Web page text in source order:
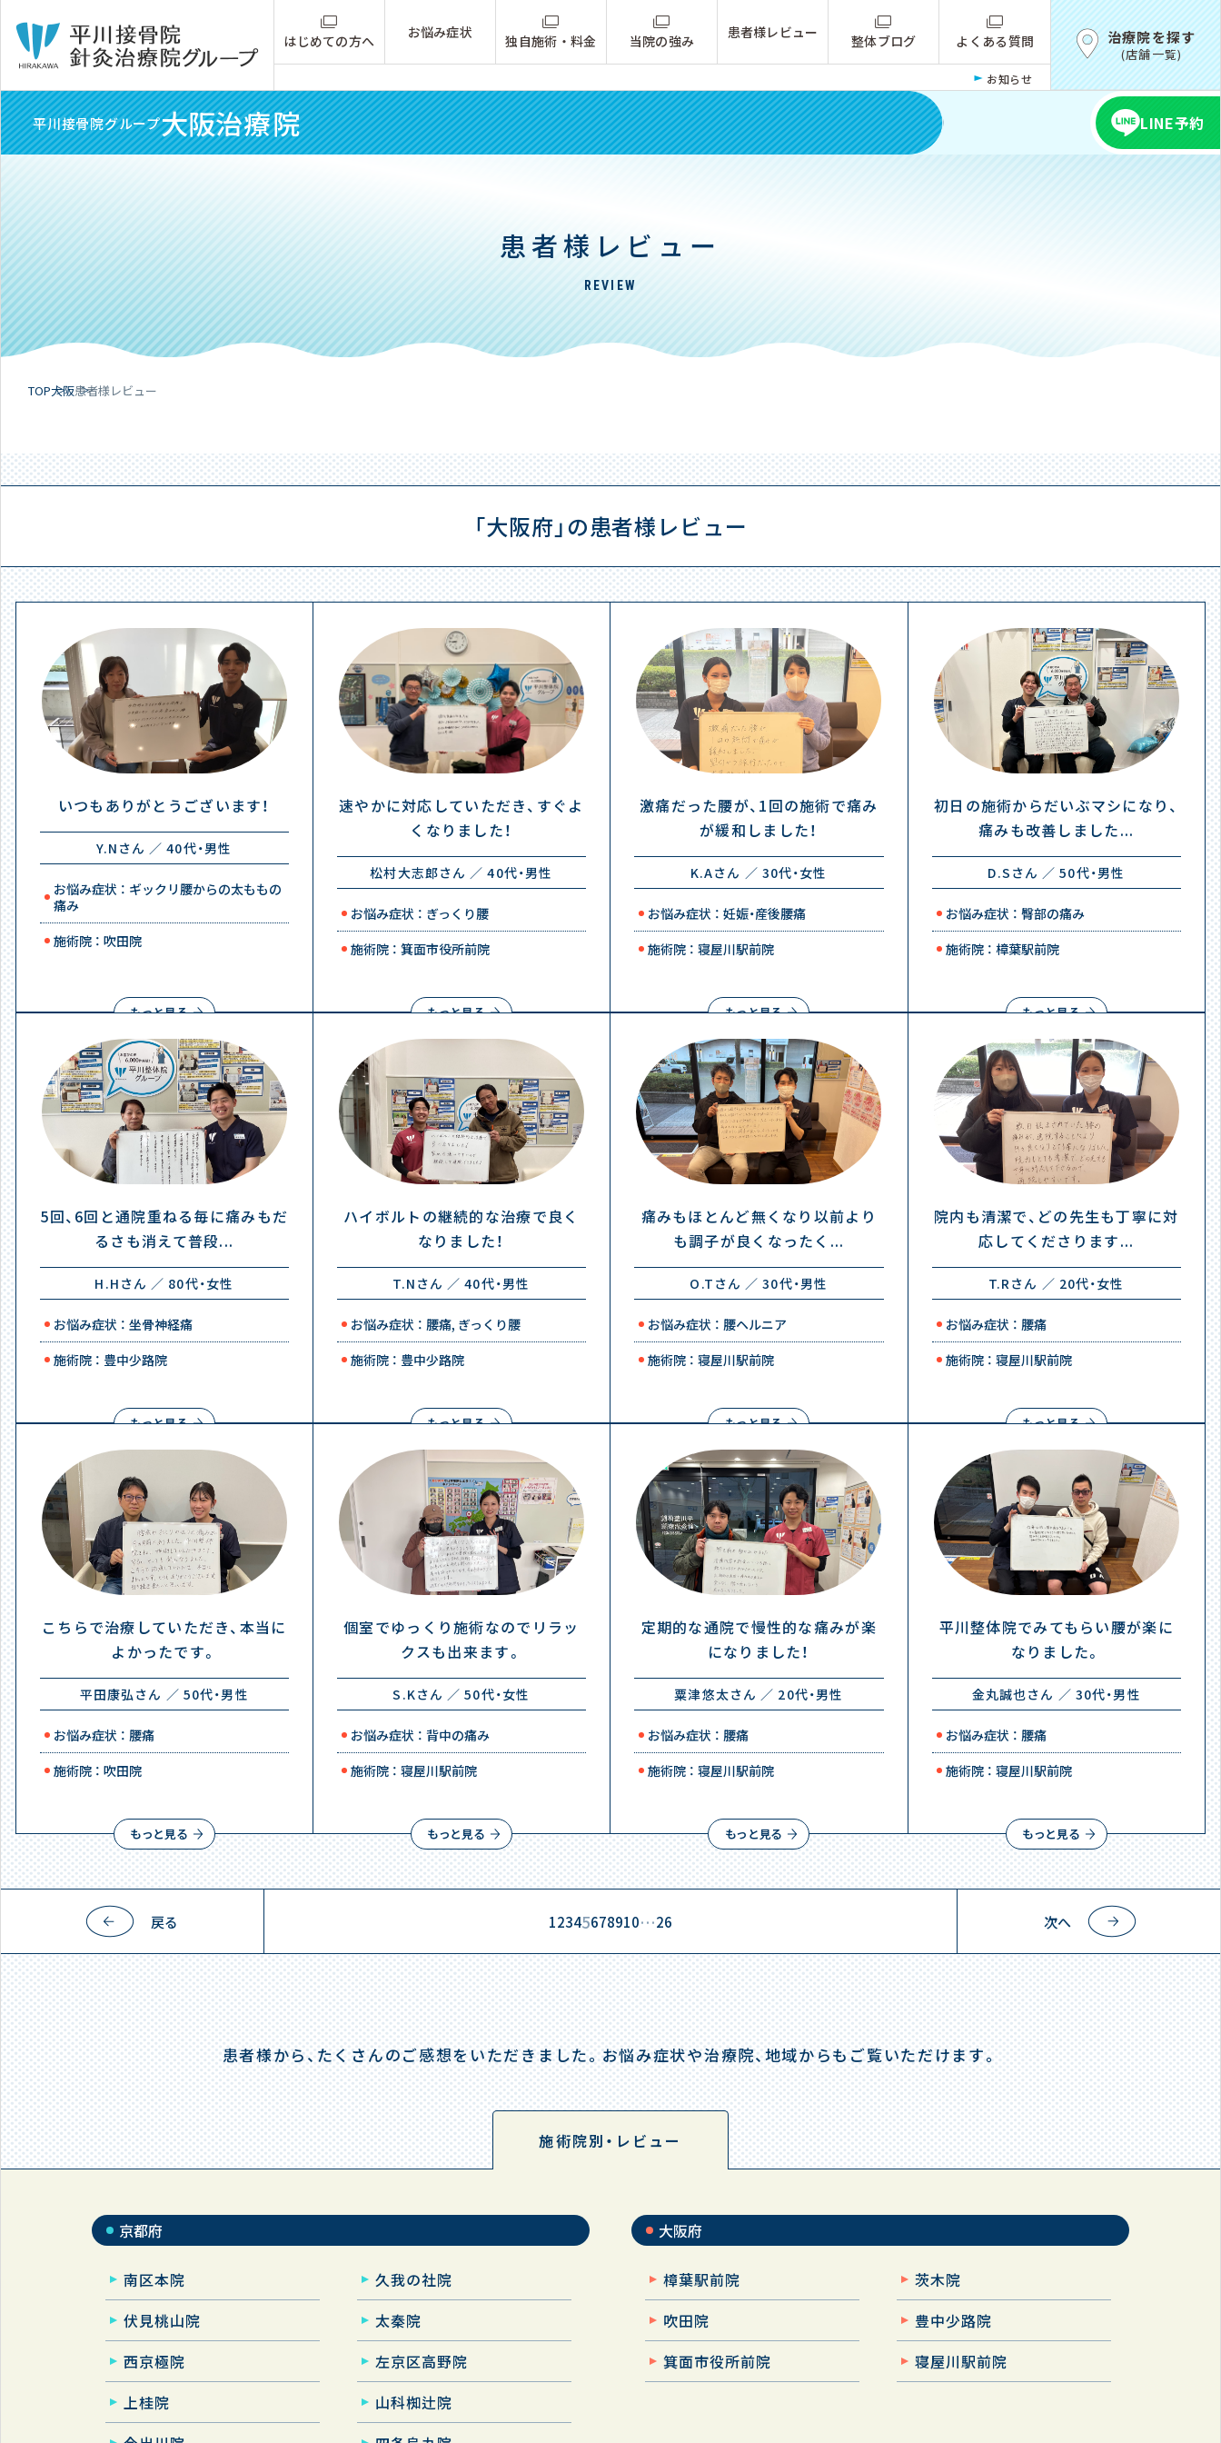
はじめての方へ お悩み症状 独自施術・料金 当院の強み 患者様レビュー 整体ブログ よくある質問
お知らせ
治療院を探す
(店舗一覧)
平川接骨院グループ大阪治療院 LINE予約
患者様レビュー
REVIEW
TOP大阪患者様レビュー
「大阪府」の患者様レビュー
いつもありがとうございます！
Y.Nさん ／ 40代・男性
お悩み症状 ： ギックリ腰からの太ももの
痛み
施術院 ： 吹田院
もっと見る
速やかに対応していただき、すぐよ
くなりました！
松村大志郎さん ／ 40代・男性
お悩み症状 ： ぎっくり腰
施術院 ： 箕面市役所前院
もっと見る
激痛だった腰が、1回の施術で痛み
が緩和しました！
K.Aさん ／ 30代・女性
お悩み症状 ： 妊娠・産後腰痛
施術院 ： 寝屋川駅前院
もっと見る
初日の施術からだいぶマシになり、
痛みも改善しました...
D.Sさん ／ 50代・男性
お悩み症状 ： 臀部の痛み
施術院 ： 樟葉駅前院
もっと見る
5回、6回と通院重ねる毎に痛みもだ
るさも消えて普段...
H.Hさん ／ 80代・女性
お悩み症状 ： 坐骨神経痛
施術院 ： 豊中少路院
もっと見る
ハイボルトの継続的な治療で良く
なりました！
T.Nさん ／ 40代・男性
お悩み症状 ： 腰痛, ぎっくり腰
施術院 ： 豊中少路院
もっと見る
痛みもほとんど無くなり以前より
も調子が良くなったく...
O.Tさん ／ 30代・男性
お悩み症状 ： 腰ヘルニア
施術院 ： 寝屋川駅前院
もっと見る
院内も清潔で、どの先生も丁寧に対
応してくださります...
T.Rさん ／ 20代・女性
お悩み症状 ： 腰痛
施術院 ： 寝屋川駅前院
もっと見る
こちらで治療していただき、本当に
よかったです。
平田康弘さん ／ 50代・男性
お悩み症状 ： 腰痛
施術院 ： 吹田院
もっと見る
個室でゆっくり施術なのでリラッ
クスも出来ます。
S.Kさん ／ 50代・女性
お悩み症状 ： 背中の痛み
施術院 ： 寝屋川駅前院
もっと見る
定期的な通院で慢性的な痛みが楽
になりました！
粟津悠太さん ／ 20代・男性
お悩み症状 ： 腰痛
施術院 ： 寝屋川駅前院
もっと見る
平川整体院でみてもらい腰が楽に
なりました。
金丸誠也さん ／ 30代・男性
お悩み症状 ： 腰痛
施術院 ： 寝屋川駅前院
もっと見る
戻る 12345678910…26 次へ
患者様から、たくさんのご感想をいただきました。お悩み症状や治療院、地域からもご覧いただけます。
施術院別・レビュー
京都府
南区本院
久我の社院
伏見桃山院
太秦院
西京極院
左京区高野院
上桂院
山科椥辻院
大阪府
樟葉駅前院
茨木院
吹田院
豊中少路院
箕面市役所前院
寝屋川駅前院